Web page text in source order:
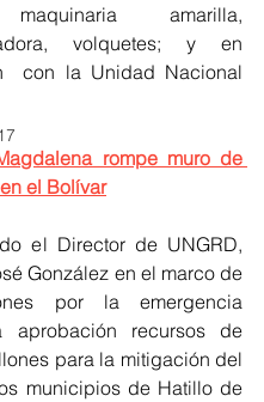
amarilla,
volquetes; y en
con la Unidad Nacional
rompe muro de
el Bolívar
el Director de UNGRD,
González en el marco de
por la emergencia
aprobación recursos de
para la mitigación del
municipios de Hatillo de